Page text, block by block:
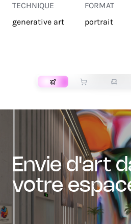
TECHNIQUE
generative art
FORMAT
portrait
envie d'art dans
votre